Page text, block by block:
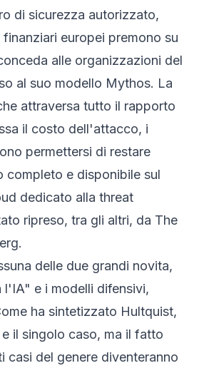
di sicurezza autorizzato,
europei premono su
alle organizzazioni del
al suo modello Mythos. La
attraversa tutto il rapporto
il costo dell'attacco, i
permettersi di restare
completo e disponibile sul
dedicato alla threat
ripreso, tra gli altri, da The
delle due grandi novita,
e i modelli difensivi,
ha sintetizzato Hultquist,
il singolo caso, ma il fatto
casi del genere diventeranno